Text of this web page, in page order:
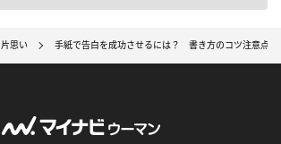
片思い 手紙で告白を成功させるには？ 書き方のコツ注意点（